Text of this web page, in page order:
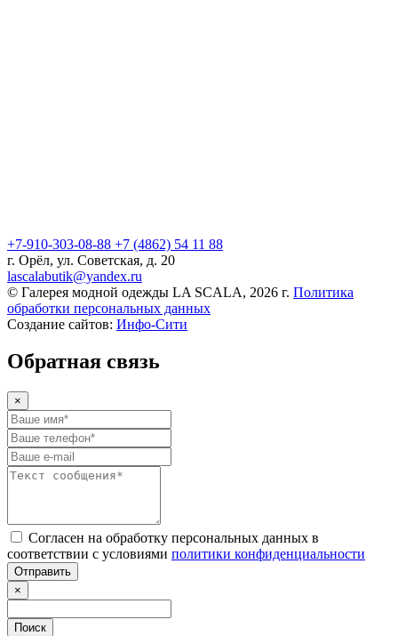
+7-910-303-08-88 +7 (4862) 54 11 88
г. Орёл, ул. Советская, д. 20
lascalabutik@yandex.ru
© Галерея модной одежды LA SCALA, 2026 г. Политика
обработки персональных данных
Создание сайтов: Инфо-Сити
Обратная связь
×
Согласен на обработку персональных данных в
соответствии с условиями политики конфиденциальности
Отправить
×
Поиск